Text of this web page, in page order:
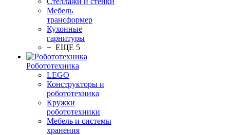
Мебель
трансформер
Кухонные
гарнитуры
+ ЕЩЕ 5
Робототехника
LEGO
Конструкторы и
робототехника
Кружки
робототехники
Мебель и системы
хранения